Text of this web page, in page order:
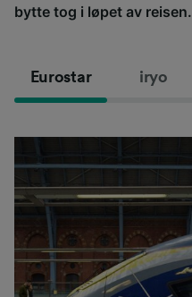
bytte tog i løpet av reisen.
Eurostar iryo